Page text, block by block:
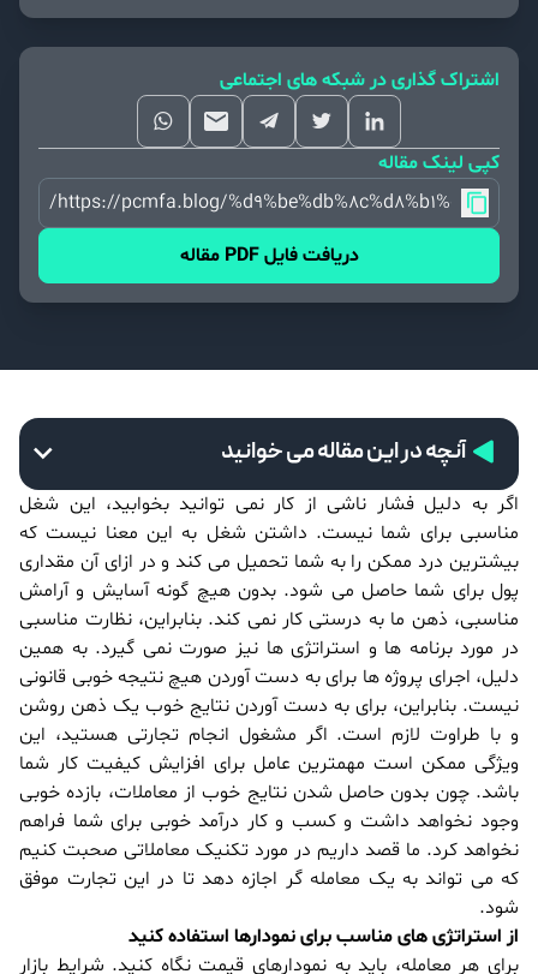
اشتراک گذاری در شبکه های اجتماعی
کپی لینک مقاله
https://pcmfa.blog/
دریافت فایل PDF مقاله
آنچه در این مقاله می خوانید
اگر به دلیل فشار ناشی از کار نمی توانید بخوابید، این شغل
مناسبی برای شما نیست. داشتن شغل به این معنا نیست که
بیشترین درد ممکن را به شما تحمیل می کند و در ازای آن مقداری
پول برای شما حاصل می شود. بدون هیچ گونه آسایش و آرامش
مناسبی، ذهن ما به درستی کار نمی کند. بنابراین، نظارت مناسبی
در مورد برنامه ها و استراتژی ها نیز صورت نمی گیرد. به همین
دلیل، اجرای پروژه ها برای به دست آوردن هیچ نتیجه خوبی قانونی
نیست. بنابراین، برای به دست آوردن نتایج خوب یک ذهن روشن
و با طراوت لازم است. اگر مشغول انجام تجارتی هستید، این
ویژگی ممکن است مهمترین عامل برای افزایش کیفیت کار شما
باشد. چون بدون حاصل شدن نتایج خوب از معاملات، بازده خوبی
وجود نخواهد داشت و کسب و کار درآمد خوبی برای شما فراهم
نخواهد کرد. ما قصد داریم در مورد تکنیک معاملاتی صحبت کنیم
که می تواند به یک معامله گر اجازه دهد تا در این تجارت موفق
شود.
از استراتژی های مناسب برای نمودارها استفاده کنید
برای هر معامله، باید به نمودارهای قیمت نگاه کنید. شرایط بازار